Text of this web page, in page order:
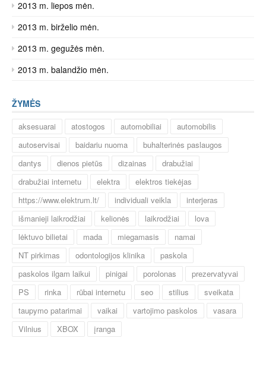
2013 m. liepos mėn.
2013 m. birželio mėn.
2013 m. gegužės mėn.
2013 m. balandžio mėn.
ŽYMĖS
aksesuarai atostogos automobiliai
automobilis
autoservisai
baidariu nuoma
buhalterinės paslaugos
dantys
dienos pietūs dizainas
drabužiai
drabužiai internetu
elektra
elektros tiekėjas
https://www.elektrum.lt/
individuali veikla
interjeras
išmanieji laikrodžiai
kelionės laikrodžiai
lova
lėktuvo bilietai
mada miegamasis
namai
NT pirkimas
odontologijos klinika
paskola
paskolos ilgam laikui
pinigai porolonas
prezervatyvai
PS
rinka rūbai internetu seo stilius
sveikata
taupymo patarimai
vaikai vartojimo paskolos
vasara
Vilnius
XBOX įranga